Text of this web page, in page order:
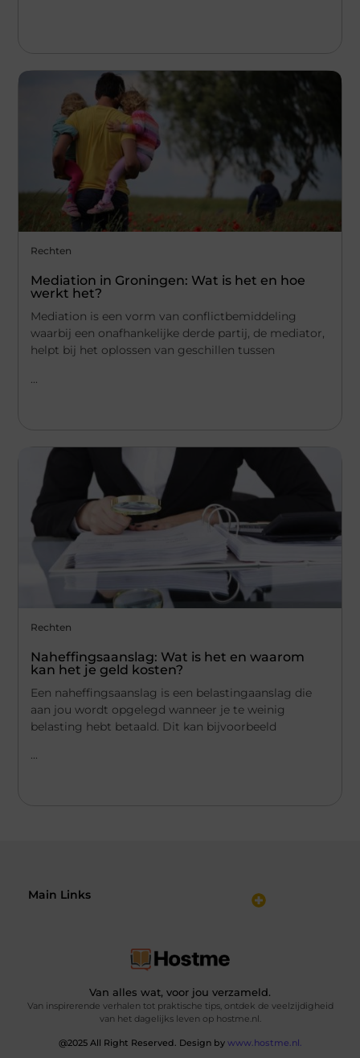
Rechten
Mediation in Groningen: Wat is het en hoe
werkt het?
Mediation is een vorm van conflictbemiddeling
waarbij een onafhankelijke derde partij, de mediator,
helpt bij het oplossen van geschillen tussen
...
Rechten
Naheffingsaanslag: Wat is het en waarom
kan het je geld kosten?
Een naheffingsaanslag is een belastingaanslag die
aan jou wordt opgelegd wanneer je te weinig
belasting hebt betaald. Dit kan bijvoorbeeld
...
Main Links
Van alles wat, voor jou verzameld.
Van inspirerende verhalen tot praktische tips, ontdek de veelzijdigheid
van het dagelijks leven op hostme.nl.
@2025 All Right Reserved. Design by www.hostme.nl.